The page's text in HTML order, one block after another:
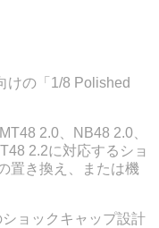
けの「1/8 Polished
2.0、NB48 2.0、
2.2に対応するショ
置き換え、または機
ョックキャップ設計